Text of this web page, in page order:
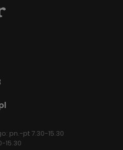
pn.-pt 7.30-15.30
15.30